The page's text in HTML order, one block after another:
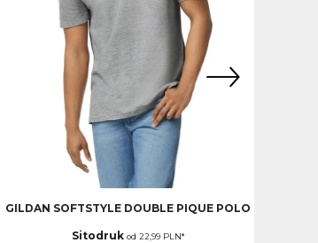
GILDAN SOFTSTYLE DOUBLE PIQUE POLO
Sitodrukod 22,99 PLN*